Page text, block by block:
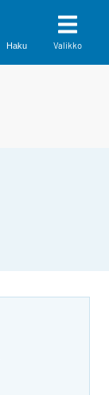
Haku Valikko